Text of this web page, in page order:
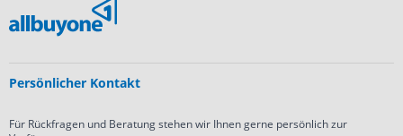
Persönlicher Kontakt
Für Rückfragen und Beratung stehen wir Ihnen gerne persönlich zur